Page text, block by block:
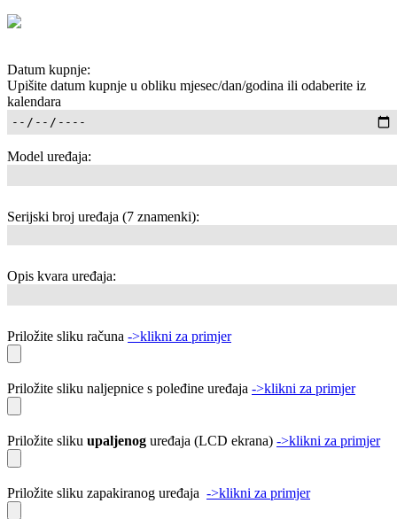
Datum kupnje:
Upišite datum kupnje u obliku mjesec/dan/godina ili odaberite iz
kalendara
Model uređaja:
Serijski broj uređaja (7 znamenki):
Opis kvara uređaja:
Priložite sliku računa ->klikni za primjer
Priložite sliku naljepnice s poleđine uređaja ->klikni za primjer
Priložite sliku upaljenog uređaja (LCD ekrana) ->klikni za primjer
Priložite sliku zapakiranog uređaja ->klikni za primjer